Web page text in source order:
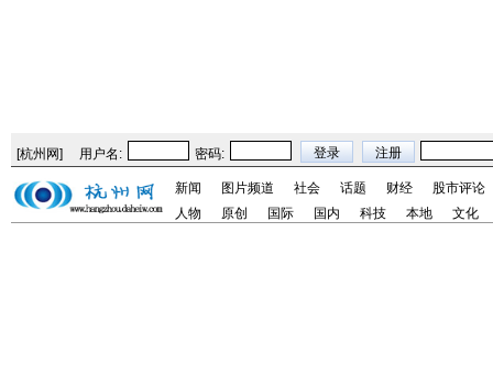
[杭州网] 用户名: 密码:
新闻 图片频道 社会 话题 财经
股市评论
人物
原创 国际 国内 科技 本地 文化